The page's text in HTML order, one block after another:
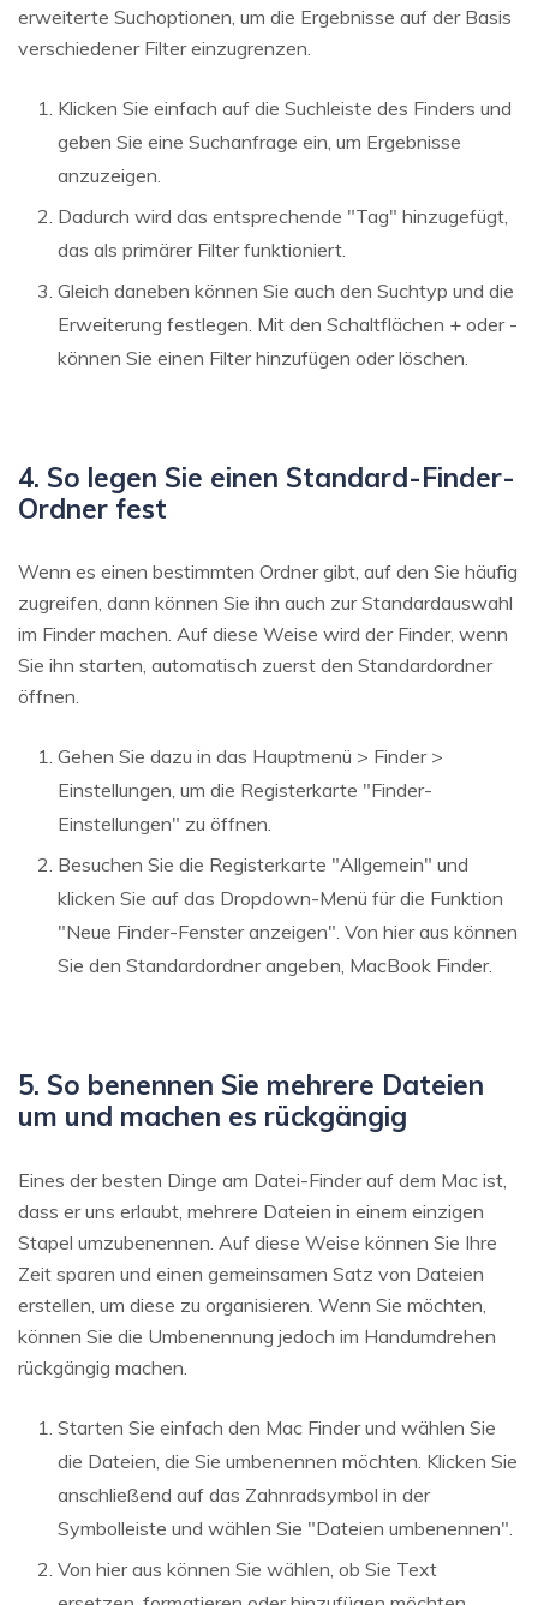
erweiterte Suchoptionen, um die Ergebnisse auf der Basis
verschiedener Filter einzugrenzen.
Klicken Sie einfach auf die Suchleiste des Finders und
geben Sie eine Suchanfrage ein, um Ergebnisse
anzuzeigen.
Dadurch wird das entsprechende "Tag" hinzugefügt,
das als primärer Filter funktioniert.
Gleich daneben können Sie auch den Suchtyp und die
Erweiterung festlegen. Mit den Schaltflächen + oder -
können Sie einen Filter hinzufügen oder löschen.
4. So legen Sie einen Standard-Finder-
Ordner fest
Wenn es einen bestimmten Ordner gibt, auf den Sie häufig
zugreifen, dann können Sie ihn auch zur Standardauswahl
im Finder machen. Auf diese Weise wird der Finder, wenn
Sie ihn starten, automatisch zuerst den Standardordner
öffnen.
Gehen Sie dazu in das Hauptmenü > Finder >
Einstellungen, um die Registerkarte "Finder-
Einstellungen" zu öffnen.
Besuchen Sie die Registerkarte "Allgemein" und
klicken Sie auf das Dropdown-Menü für die Funktion
"Neue Finder-Fenster anzeigen". Von hier aus können
Sie den Standardordner angeben, MacBook Finder.
5. So benennen Sie mehrere Dateien
um und machen es rückgängig
Eines der besten Dinge am Datei-Finder auf dem Mac ist,
dass er uns erlaubt, mehrere Dateien in einem einzigen
Stapel umzubenennen. Auf diese Weise können Sie Ihre
Zeit sparen und einen gemeinsamen Satz von Dateien
erstellen, um diese zu organisieren. Wenn Sie möchten,
können Sie die Umbenennung jedoch im Handumdrehen
rückgängig machen.
Starten Sie einfach den Mac Finder und wählen Sie
die Dateien, die Sie umbenennen möchten. Klicken Sie
anschließend auf das Zahnradsymbol in der
Symbolleiste und wählen Sie "Dateien umbenennen".
Von hier aus können Sie wählen, ob Sie Text